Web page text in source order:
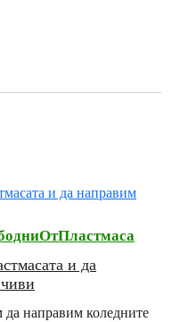
и да
направим коледните